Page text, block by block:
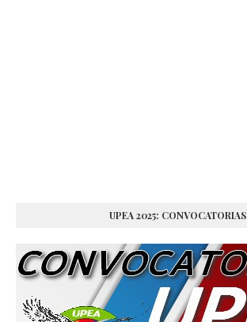
UPEA 2025: CONVOCATORIAS